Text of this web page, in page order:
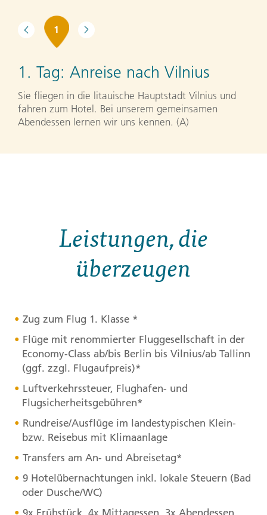
1
1. Tag: Anreise nach Vilnius
Sie fliegen in die litauische Hauptstadt Vilnius und
fahren zum Hotel. Bei unserem gemeinsamen
Abendessen lernen wir uns kennen. (A)
Leistungen, die
überzeugen
Zug zum Flug 1. Klasse *
Flüge mit renommierter Fluggesellschaft in der
Economy-Class ab/bis Berlin bis Vilnius/ab Tallinn
(ggf. zzgl. Flugaufpreis)*
Luftverkehrssteuer, Flughafen- und
Flugsicherheitsgebühren*
Rundreise/Ausflüge im landestypischen Klein-
bzw. Reisebus mit Klimaanlage
Transfers am An- und Abreisetag*
9 Hotelübernachtungen inkl. lokale Steuern (Bad
oder Dusche/WC)